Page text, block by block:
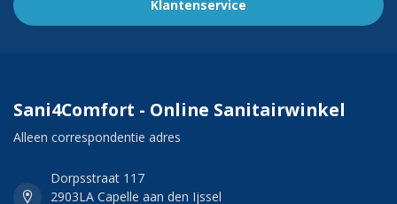
Klantenservice
Sani4Comfort - Online Sanitairwinkel
Alleen correspondentie adres
Dorpsstraat 117
2903LA Capelle aan den Ijssel